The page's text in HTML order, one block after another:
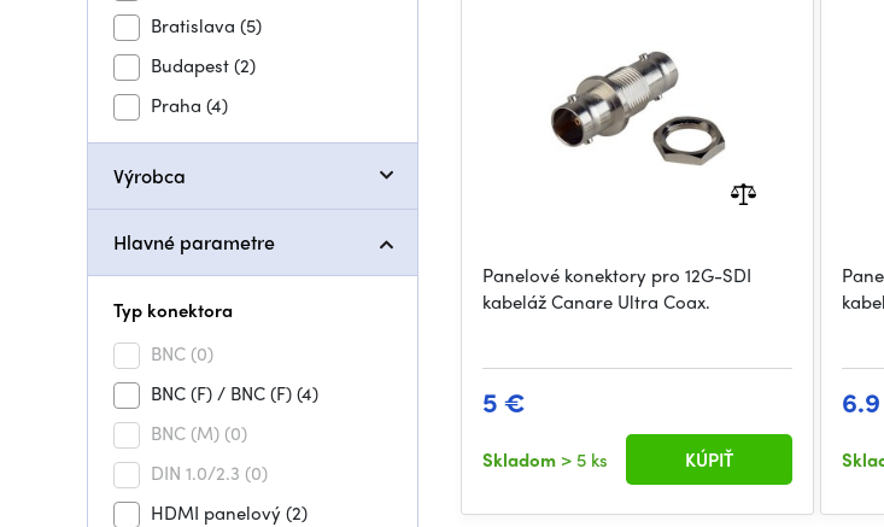
Bratislava (5)
Budapest(2)
Praha (4)
Výrobca
Hlavné parametre
Typ konektora
BNC (0)
BNC (F) / BNC (F)(4)
BNC (M) (0)
DIN 1.0/2.3 (0)
HDMI panelový(2)
Panelové konektory pro 12G-SDI
kabeláž Canare Ultra Coax.
5 €
Skladom > 5 ks KÚPIŤ